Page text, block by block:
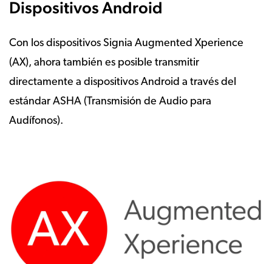
Dispositivos Android
Con los dispositivos Signia Augmented Xperience
(AX), ahora también es posible transmitir
directamente a dispositivos Android a través del
estándar ASHA (Transmisión de Audio para
Audífonos).